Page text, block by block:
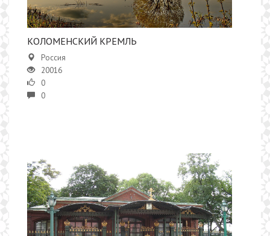
КОЛОМЕНСКИЙ КРЕМЛЬ
Россия
20016
0
0